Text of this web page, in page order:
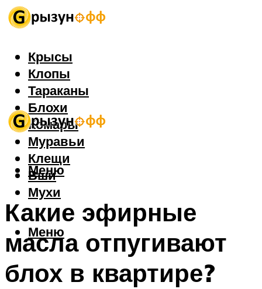
Крысы
Клопы
Тараканы
Блохи
Комары
Муравьи
Клещи
Вши
Мухи
Меню
Меню
Какие эфирные
масла отпугивают
блох в квартире?